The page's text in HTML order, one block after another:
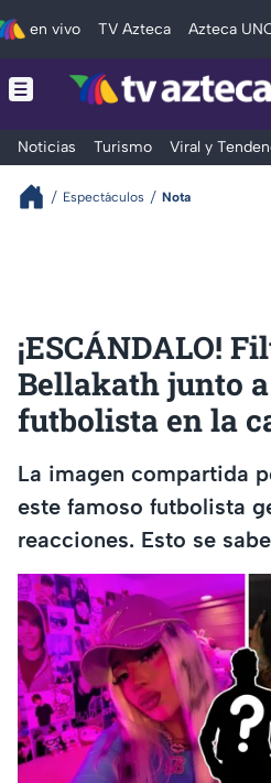
en vivo TV Azteca Azteca
Noticias Turismo Viral y
Espectáculos Nota
¡ESCÁNDALO!
Bellakath junto
futbolista en la
La imagen compartida
este famoso futbolista
reacciones. Esto se